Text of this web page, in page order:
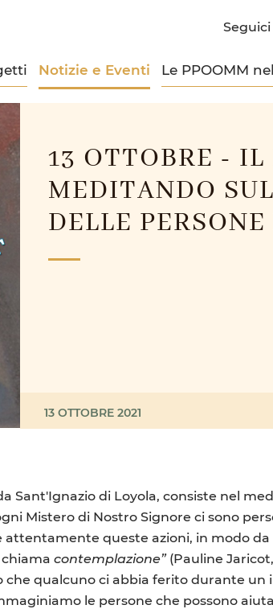
Seguici
Notizie e Eventi Le PPOOMM
13 OTTOBRE -
MEDITANDO
DELLE
13 OTTOBRE 2021
Sant'Ignazio di Loyola, consiste nel
Mistero di Nostro Signore ci sono
queste azioni, in modo
chiamacontemplazione”(Pauline Jaricot,
qualcuno ci abbia ferito durante un
le persone che possono